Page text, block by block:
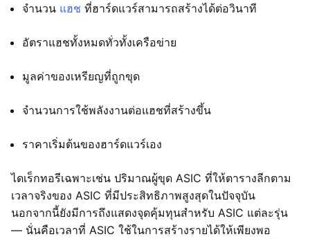
จำนวน แฮช ที่ฮาร์ดแวร์สามารถสร้างได้ต่อวินาที
อัตราแฮชทั้งหมดทั่วทั้งเครือข่าย
มูลค่าของเหรียญที่ถูกขุด
จำนวนการใช้พลังงานต่อแฮชที่สร้างขึ้น
ราคาเริ่มต้นของฮาร์ดแวร์เอง
ไดเร็กทอรีเฉพาะเช่น ปริมาณผู้ขุด ASIC ที่ให้ตารางลีกตาม
เวลาจริงของ ASIC ที่มีประสิทธิภาพสูงสุดในปัจจุบัน
นอกจากนี้ยังมีการถึงแสดงจุดคุ้มทุนสำหรับ ASIC แต่ละรุ่น
— นั่นคือเวลาที่ ASIC ใช้ในการสร้างรายได้ให้เพียงพอ